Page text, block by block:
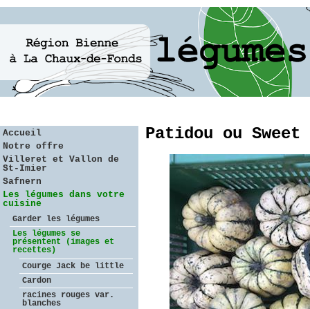
Accueil
Notre offre
Villeret et Vallon de
St-Imier
Safnern
Les légumes dans votre
cuisine
Garder les légumes
Les légumes se
présentent (images et
recettes)
Courge Jack be little
Cardon
racines rouges var.
blanches
Patidou ou Sweet